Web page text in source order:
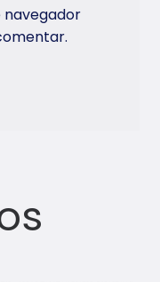
navegador